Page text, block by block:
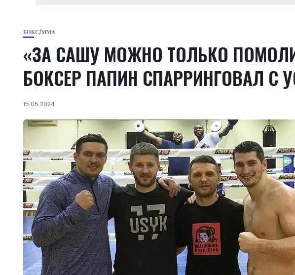
БОКС/ММА
«ЗА САШУ МОЖНО ТОЛЬКО
БОКСЕР ПАПИН СПАРРИНГОВАЛ С
15.05.2024